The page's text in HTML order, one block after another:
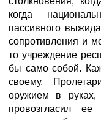
когда
пассивного
сопротивления и
то учреждение
бы само собой.
своему.
оружием в
провозгласил